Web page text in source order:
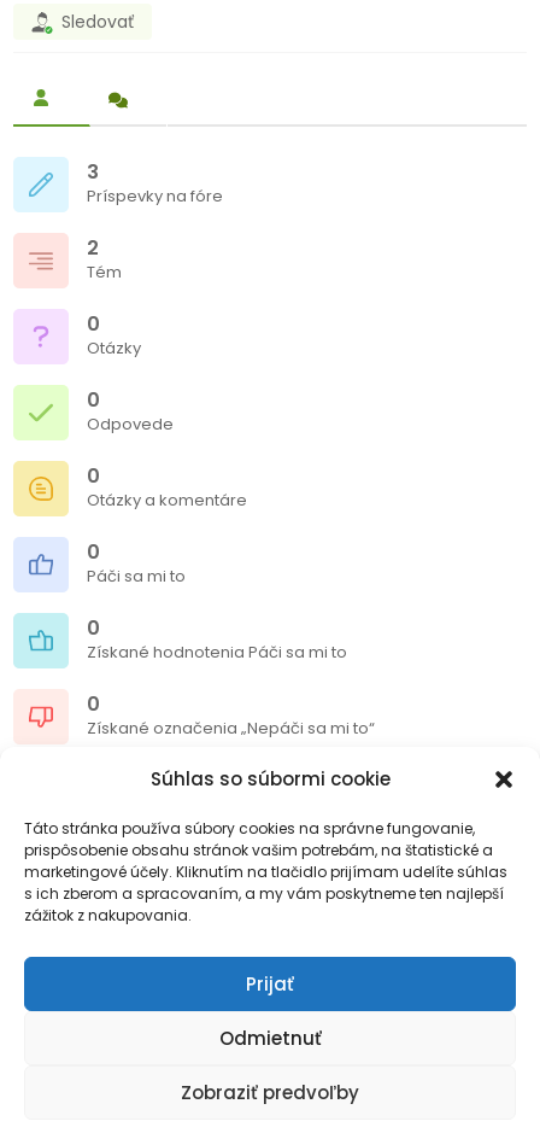
Súhlas so súbormi cookie
Táto stránka používa súbory cookies na správne fungovanie,
prispôsobenie obsahu stránok vašim potrebám, na štatistické a
marketingové účely. Kliknutím na tlačidlo prijímam udelíte súhlas
s ich zberom a spracovaním, a my vám poskytneme ten najlepší
zážitok z nakupovania.
Prijať
Odmietnuť
Zobraziť predvoľby
Sledovať
3
Príspevky na fóre
2
Tém
0
Otázky
0
Odpovede
0
Otázky a komentáre
0
Páči sa mi to
0
Získané hodnotenia Páči sa mi to
0
Získané označenia „Nepáči sa mi to“
0
Príspevky na blogu
Komentáre blogu